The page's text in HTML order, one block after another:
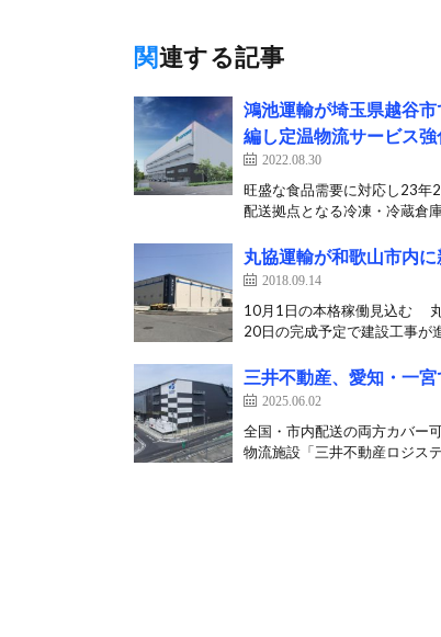
関連する記事
鴻池運輸が埼玉県越谷
編し定温物流サービス強
2022.08.30
旺盛な食品需要に対応し23年
配送拠点となる冷凍・冷蔵倉
丸協運輸が和歌山市内
2018.09.14
10月1日の本格稼働見込む 丸
20日の完成予定で建設工事が
三井不動産、愛知・一
2025.06.02
全国・市内配送の両方カバー
物流施設「三井不動産ロジス